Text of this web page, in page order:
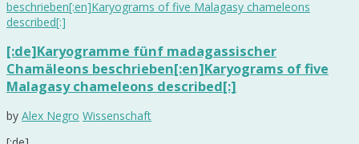
[:de]Karyogramme fünf madagassischer
Chamäleons beschrieben[:en]Karyograms of five
Malagasy chameleons described[:]
by Alex Negro Wissenschaft